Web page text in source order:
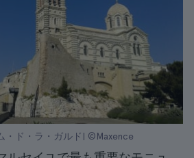
・ド・ラ・ガルド| ©Maxence